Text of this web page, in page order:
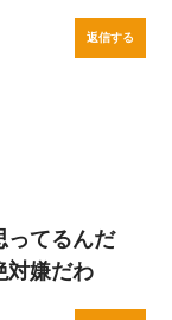
返信する
ってるんだ
対嫌だわ